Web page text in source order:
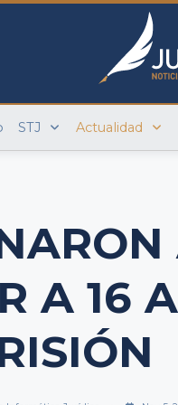
STJ Actualidad
A 16